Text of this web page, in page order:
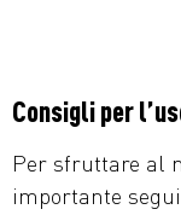
Consigli per
Per sfruttare al
importante